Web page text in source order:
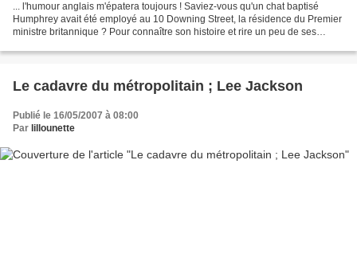
... l'humour anglais m'épatera toujours ! Saviez-vous qu'un chat baptisé
Humphrey avait été employé au 10 Downing Street, la résidence du Premier
ministre britannique ? Pour connaître son histoire et rire un peu de ses
Le cadavre du métropolitain ; Lee Jackson
Publié le 16/05/2007 à 08:00
Par lillounette